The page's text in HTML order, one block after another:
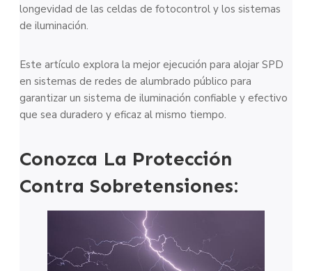
longevidad de las celdas de fotocontrol y los sistemas
de iluminación.
Este artículo explora la mejor ejecución para alojar SPD
en sistemas de redes de alumbrado público para
garantizar un sistema de iluminación confiable y efectivo
que sea duradero y eficaz al mismo tiempo.
Conozca La Protección
Contra Sobretensiones: